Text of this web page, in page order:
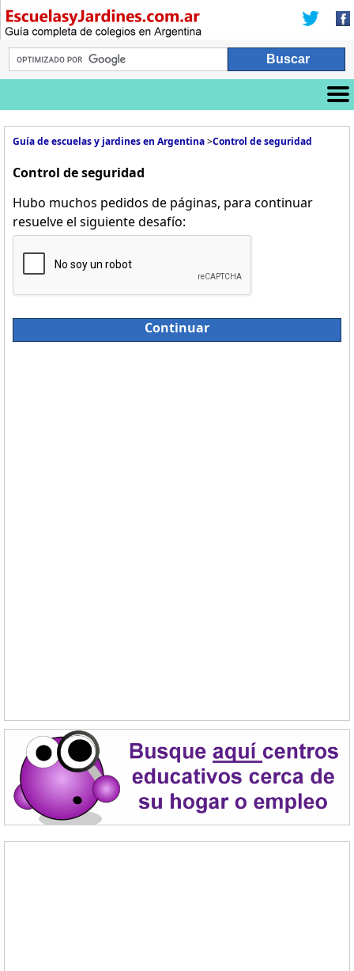
Guía de escuelas y jardines en Argentina>Control de seguridad
Control de seguridad
Hubo muchos pedidos de páginas, para continuar
resuelve el siguiente desafío:
Continuar